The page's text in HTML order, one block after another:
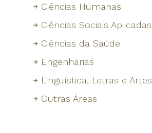
Ciências Humanas
Ciências Sociais Aplicadas
Ciências da Saúde
Engenharias
Linguística, Letras e Artes
Outras Áreas